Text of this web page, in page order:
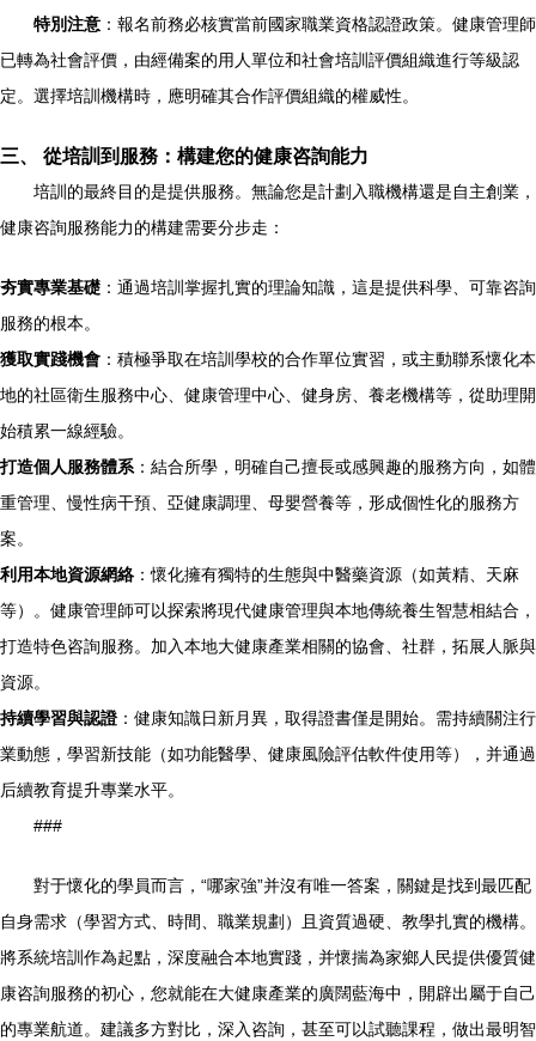
特別注意 ：報名前務必核實當前國家職業資格認證政策。健康管理師
已轉為社會評價，由經備案的用人單位和社會培訓評價組織進行等級認
定。選擇培訓機構時，應明確其合作評價組織的權威性。
三、 從培訓到服務：構建您的健康咨詢能力
培訓的最終目的是提供服務。無論您是計劃入職機構還是自主創業，
健康咨詢服務能力的構建需要分步走：
夯實專業基礎 ：通過培訓掌握扎實的理論知識，這是提供科學、可靠咨詢
服務的根本。
獲取實踐機會 ：積極爭取在培訓學校的合作單位實習，或主動聯系懷化本
地的社區衛生服務中心、健康管理中心、健身房、養老機構等，從助理開
始積累一線經驗。
打造個人服務體系：結合所學，明確自己擅長或感興趣的服務方向，如體
重管理、慢性病干預、亞健康調理、母嬰營養等，形成個性化的服務方
案。
利用本地資源網絡：懷化擁有獨特的生態與中醫藥資源（如黃精、天麻
等）。健康管理師可以探索將現代健康管理與本地傳統養生智慧相結合，
打造特色咨詢服務。加入本地大健康產業相關的協會、社群，拓展人脈與
資源。
持續學習與認證：健康知識日新月異，取得證書僅是開始。需持續關注行
業動態，學習新技能（如功能醫學、健康風險評估軟件使用等），并通過
后續教育提升專業水平。
###
對于懷化的學員而言，“哪家強”并沒有唯一答案，關鍵是找到最匹配
自身需求（學習方式、時間、職業規劃）且資質過硬、教學扎實的機構。
將系統培訓作為起點，深度融合本地實踐，并懷揣為家鄉人民提供優質健
康咨詢服務的初心，您就能在大健康產業的廣闊藍海中，開辟出屬于自己
的專業航道。建議多方對比，深入咨詢，甚至可以試聽課程，做出最明智